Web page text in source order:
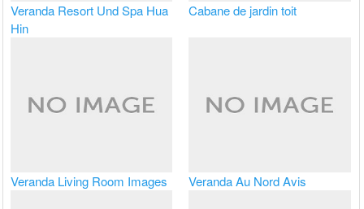
Veranda Resort Und Spa Hua
Hin
Cabane de jardin toit
Veranda Living Room Images Veranda Au Nord Avis